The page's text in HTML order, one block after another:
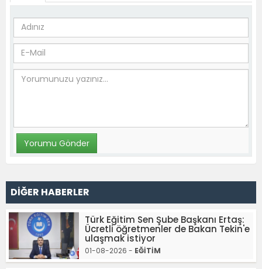
DİĞER HABERLER
Türk Eğitim Sen Şube Başkanı Ertaş:
Ücretli öğretmenler de Bakan Tekin'e
ulaşmak istiyor
01-08-2026 - EĞİTİM